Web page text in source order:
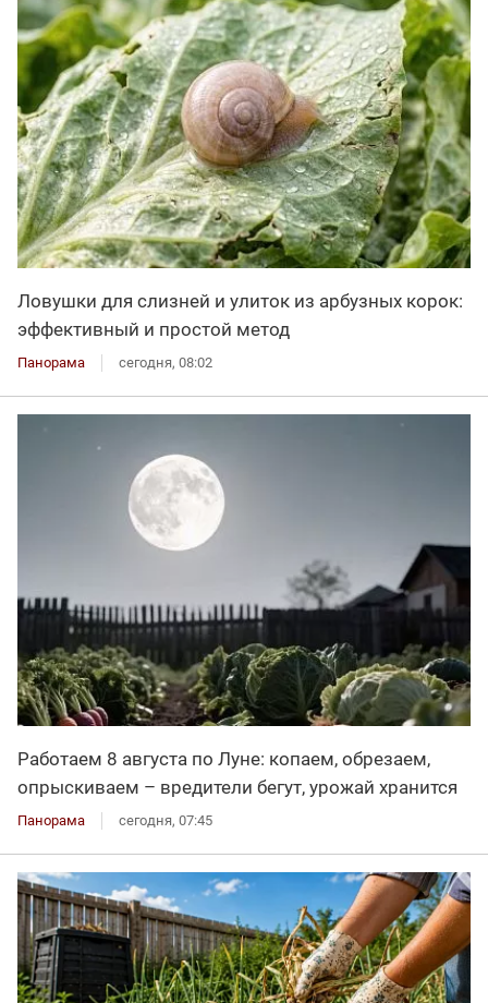
Ловушки для слизней и улиток из арбузных корок:
эффективный и простой метод
Панорама сегодня, 08:02
Работаем 8 августа по Луне: копаем, обрезаем,
опрыскиваем – вредители бегут, урожай хранится
Панорама сегодня, 07:45